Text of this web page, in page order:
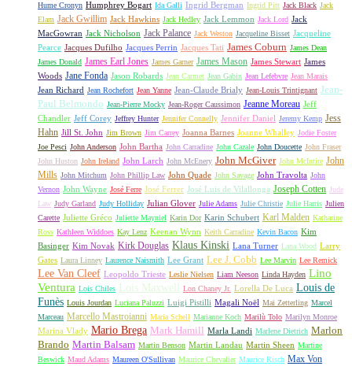
Hume Cronyn Humphrey Bogart Ida Galli Ingrid Bergman Ingrid Pitt Jack Black Jack
Elam Jack Gwillim Jack Hawkins Jack Hedley Jack Lemmon Jack Lord Jack
MacGowran Jack Nicholson Jack Palance Jack Weston Jacqueline Bisset Jacqueline
Pearce Jacques Dufilho Jacques Perrin Jacques Tati James Coburn James Dean
James Donald James Earl Jones James Garner James Mason James Stewart James
Woods Jane Fonda Jason Robards Jean Carmet Jean Gabin Jean Lefebvre Jean Marais
Jean Richard Jean Rochefort Jean Yanne Jean-Claude Brialy Jean-Louis Trintignant Jean-
Paul Belmondo Jean-Pierre Mocky Jean-Roger Caussimon Jeanne Moreau Jeff
Chandler Jeff Corey Jeffrey Hunter Jennifer Connelly Jennifer Daniel Jeremy Kemp Jess
Hahn Jill St. John Jim Brown Jim Carrey Joanna Barnes Joanne Whalley Jodie Foster
Joe Pesci John Anderson John Bartha John Carradine John Cazale John Doucette John Fraser
John Huston John Ireland John Larch John McEnery John McGiver John McIntire John
Mills John Mitchum John Phillip Law John Quade John Savage John Travolta John
Vernon John Wayne José Ferre José Ferrer José Luis de Vilallonga Joseph Cotten Jude
Law Judy Garland Judy Holliday Julian Glover Julie Adams Julie Christie Julie Harris Julien
Carette Juliette Gréco Juliette Mayniel Karin Dor Karin Schubert Karl Malden Katharine
Ross Kathleen Widdoes Kay Lenz Keenan Wynn Keith Carradine Kevin Bacon Kim
Basinger Kim Novak Kirk Douglas Klaus Kinski Lana Turner Lana Wood Larry
Gates Laura Linney Laurence Naismith Lee Grant Lee J. Cobb Lee Marvin Lee Remick
Lee Van Cleef Leopoldo Trieste Leslie Nielsen Liam Neeson Linda Hayden Lino
Ventura Lois Chiles Lois Maxwell Lon Chaney Jr. Lorella De Luca Louis de
Funès Louis Jourdan Luciana Paluzzi Luigi Pistilli Magali Noël Mai Zetterling Marcel
Marceau Marcello Mastroianni Maria Schell Marianne Koch Marilù Tolo Marilyn Monroe
Marina Vlady Mario Brega Mark Hamill Marla Landi Marlene Dietrich Marlon
Brando Martin Balsam Martin Benson Martin Landau Martin Sheen Martine
Beswick Maud Adams Maureen O'Sullivan Maurice Chevalier Maurice Risch Max Von